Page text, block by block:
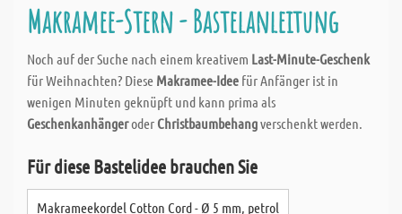
Makramee-Stern - Bastelanleitung
Noch auf der Suche nach einem kreativem Last-Minute-Geschenk
für Weihnachten? Diese Makramee-Idee für Anfänger ist in
wenigen Minuten geknüpft und kann prima als
Geschenkanhängeroder Christbaumbehangverschenkt werden.
Für diese Bastelidee brauchen Sie
Makrameekordel Cotton Cord - Ø 5 mm, petrol